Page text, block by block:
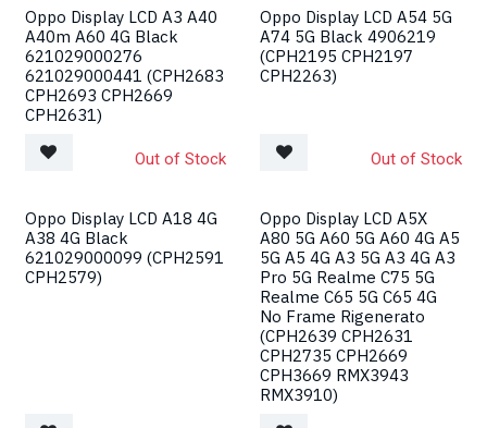
Oppo Display LCD A3 A40
A40m A60 4G Black
621029000276
621029000441 (CPH2683
CPH2693 CPH2669
CPH2631)
Out of Stock
Oppo Display LCD A54 5G
A74 5G Black 4906219
(CPH2195 CPH2197
CPH2263)
Out of Stock
Oppo Display LCD A18 4G
A38 4G Black
621029000099 (CPH2591
CPH2579)
Oppo Display LCD A5X
A80 5G A60 5G A60 4G A5
5G A5 4G A3 5G A3 4G A3
Pro 5G Realme C75 5G
Realme C65 5G C65 4G
No Frame Rigenerato
(CPH2639 CPH2631
CPH2735 CPH2669
CPH3669 RMX3943
RMX3910)